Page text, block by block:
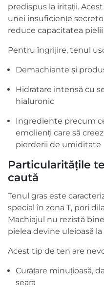
predispus la iritații.
unei insuficiențe
reduce capacitatea
Pentru îngrijire, tenul
Demachiante și
Hidratare intensă cu
hialuronic
Ingrediente precum
emolienți care să
pierderii de umiditate
Particularitățile
caută
Tenul gras este
special în zona T, pori
Machiajul nu rezistă
pielea devine uleioasă
Acest tip de ten are
Curățare minuțioasă,
seara